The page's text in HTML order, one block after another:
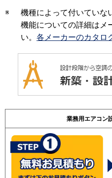
※
機種によって付いていな
機能についての詳細はメ
い。 各メーカーのカタロ
業務用エアコン